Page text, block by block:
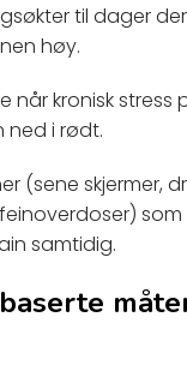
til dager
høy.
når kronisk stress
ned i rødt.
(sene skjermer,
samtidig.